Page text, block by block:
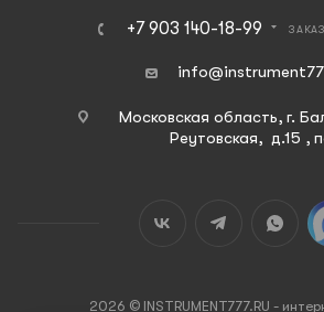
+7 903 140-18-99
Московская область, г.
Реутовская, д.15 ,
2026 © INSTRUMENT777.RU -